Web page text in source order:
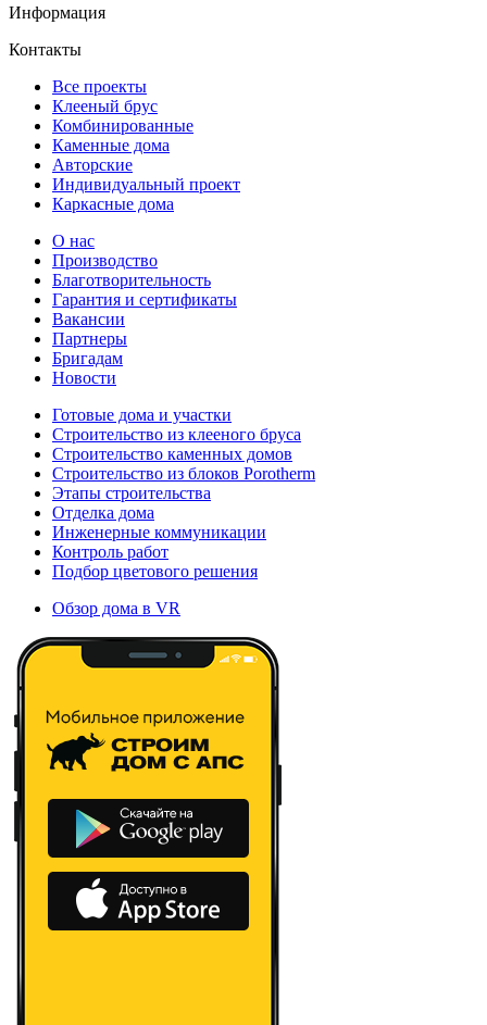
Информация
Контакты
Все проекты
Клееный брус
Комбинированные
Каменные дома
Авторские
Индивидуальный проект
Каркасные дома
О нас
Производство
Благотворительность
Гарантия и сертификаты
Вакансии
Партнеры
Бригадам
Новости
Готовые дома и участки
Строительство из клееного бруса
Строительство каменных домов
Строительство из блоков Porotherm
Этапы строительства
Отделка дома
Инженерные коммуникации
Контроль работ
Подбор цветового решения
Обзор дома в VR